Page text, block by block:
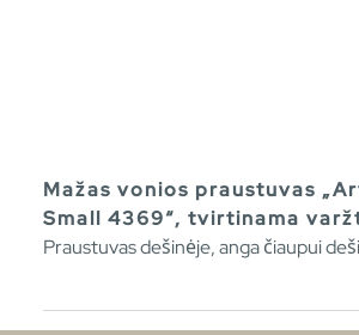
Mažas vonios praustuvas
Small 4369“, tvirtinama
Praustuvas dešinėje, anga čiaupui